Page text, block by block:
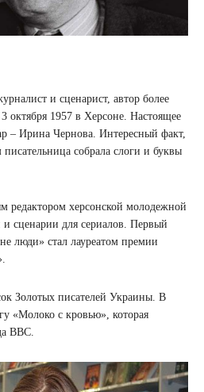
и сценарист, автор более
октября 1957 в Херсоне. Настоящее
– Ирина Чернова. Интересный факт,
собрала слоги и буквы
редактором херсонской молодежной
сценарии для сериалов. Первый
люди» стал лауреатом премии
Золотых писателей Украины. В
«Молоко с кровью», которая
BBC.